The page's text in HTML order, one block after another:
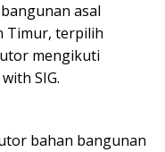
asal
Timur, terpilih
mengikuti
SIG.
bahan bangunan